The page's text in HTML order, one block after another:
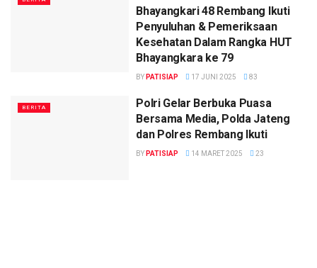
Bhayangkari 48 Rembang Ikuti
Penyuluhan & Pemeriksaan
Kesehatan Dalam Rangka HUT
Bhayangkara ke 79
BY PATISIAP 17 JUNI 2025 83
BERITA
Polri Gelar Berbuka Puasa
Bersama Media, Polda Jateng
dan Polres Rembang Ikuti
BY PATISIAP 14 MARET 2025 23